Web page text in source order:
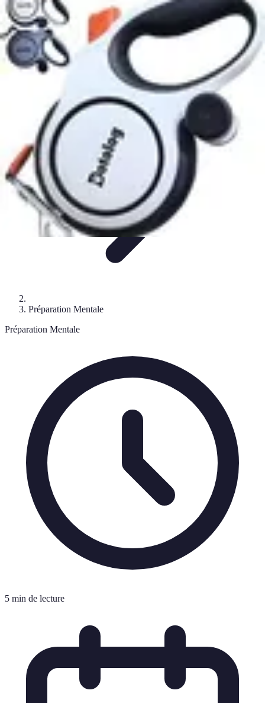
Courses Rapides
EntraînementAnalyse de PerformanceOptimisation des
Performances PerformanceConseils Entraînement
Courses Rapides
Préparation Mentale
Préparation Mentale
5 min de lecture